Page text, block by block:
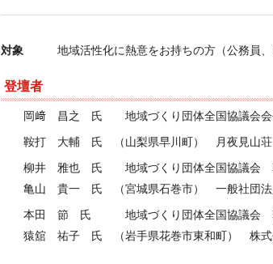
対象 地域活性化に熱意をお持ちの方（公務員、
登壇者
岡﨑 昌之 氏 地域づくり団体全国協議会会
鞍打 大輔 氏 （山梨県早川町）
月夜見山
柳井 雅也 氏 地域づくり団体全国協議会
亀山 貴一 氏 （宮城県石巻市） 一般社団
本田 節 氏 地域づくり団体全国協議会
猿舘 祐子 氏 （岩手県花巻市東和町） 株